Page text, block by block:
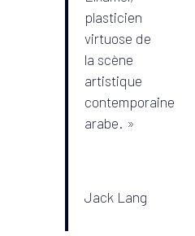
plasticien
virtuose de
la scène
artistique
contemporaine
arabe. »
Jack Lang